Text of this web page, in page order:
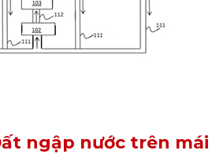
ngập nước trên mái